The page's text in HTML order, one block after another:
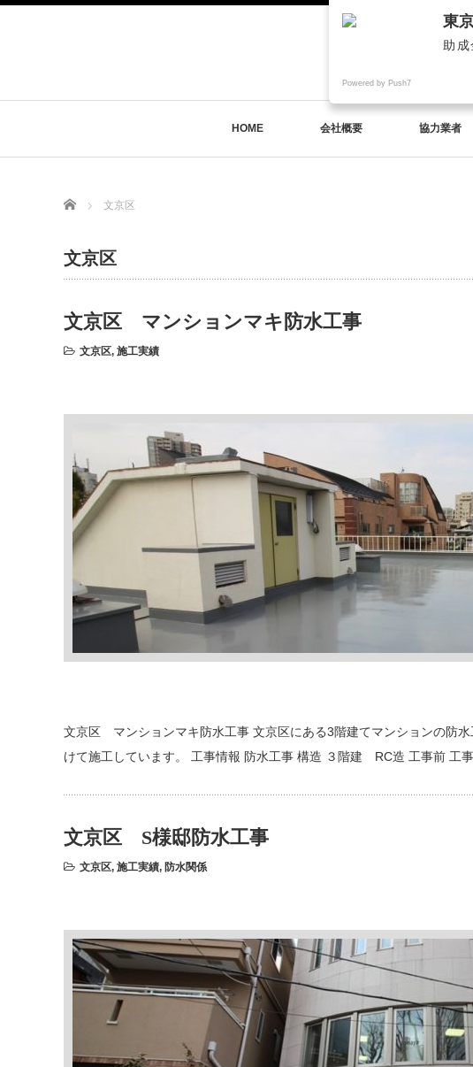
HOME 会社概要 協力業者
Home 文京区
文京区
文京区 マンションマキ防水工事
文京区, 施工実績
文京区 マンションマキ防水工事 文京区にある3階建てマンションの防
けて施工しています。 工事情報 防水工事 構造 ３階建 RC造 工事前 工
文京区 S様邸防水工事
文京区, 施工実績, 防水関係
東
助
Powered by Push7